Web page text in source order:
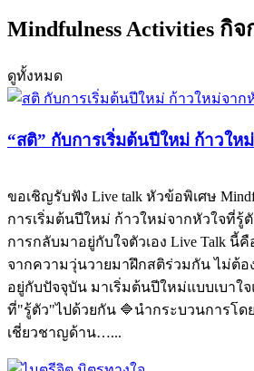
Mindfulness Activities กิ
ดูทั้งหมด
“สติ” กับการเริ่มต้นปีใหม่ ก้าวให
ขอเชิญรับฟัง Live talk หัวข้อพิเศษ
การเริ่มต้นปีใหม่ ก้าวใหม่จากหัวใจที่รู้
การกลับมาอยู่กับใจตัวเอง Live Talk
จากความวุ่นวายมาฝึกสติร่วมกัน ไม่ต้อ
อยู่กับปัจจุบัน มาเริ่มต้นปีใหม่แบบเบาใ
ที่"รู้ตัว"ไปด้วยกัน 🔷นำกระบวนการโด
เชี่ยวชาญด้าน…...